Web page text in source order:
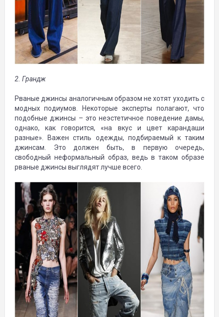
2. Грандж
Рваные джинсы аналогичным образом не хотят уходить с
модных подиумов. Некоторые эксперты полагают, что
подобные джинсы – это неэстетичное поведение дамы,
однако, как говорится, «на вкус и цвет карандаши
разные». Важен стиль одежды, подбираемый к таким
джинсам. Это должен быть, в первую очередь,
свободный неформальный образ, ведь в таком образе
рваные джинсы выглядят лучше всего.